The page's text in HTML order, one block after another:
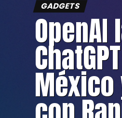
GADGETS
OpenAI